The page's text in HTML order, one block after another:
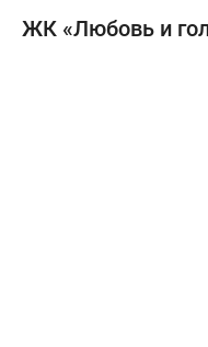
жильем (например,
ЖК «Любовь и